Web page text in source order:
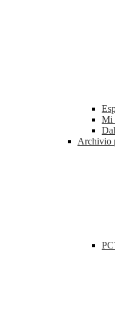
Mi
Archivio